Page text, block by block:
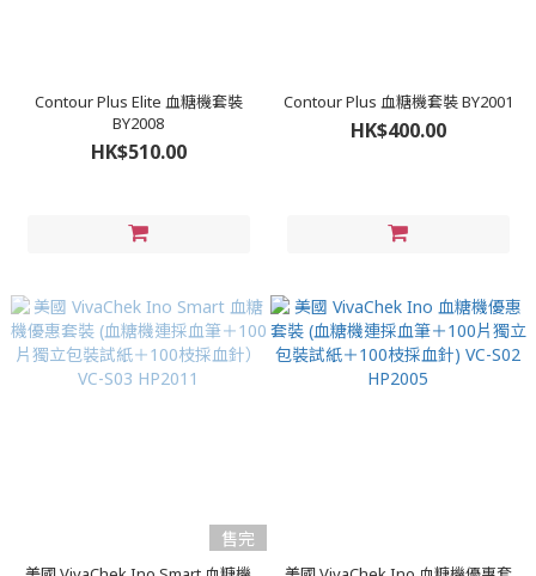
Contour Plus Elite 血糖機套裝
BY2008
HK$510.00
Contour Plus 血糖機套裝 BY2001
HK$400.00
售完